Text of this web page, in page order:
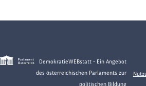
DemokratieWEBstatt - Ein Angebot
des österreichischen Parlaments zur
politischen Bildung